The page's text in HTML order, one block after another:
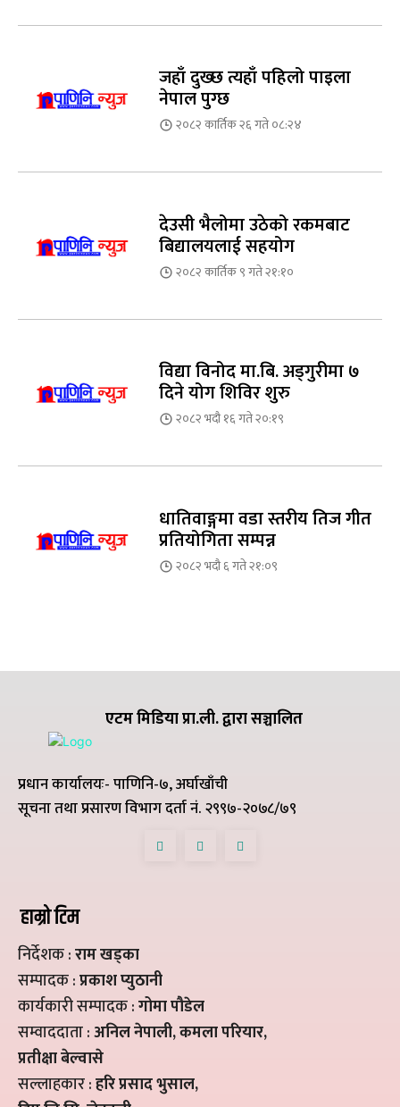
जहाँ दुख्छ त्यहाँ पहिलो पाइला
नेपाल पुग्छ
२०८२ कार्तिक २६ गते ०८:२४
देउसी भैलोमा उठेको रकमबाट
बिद्यालयलाई सहयोग
२०८२ कार्तिक ९ गते २१:१०
विद्या विनोद मा.बि. अड्गुरीमा ७
दिने योग शिविर शुरु
२०८२ भदौ १६ गते २०:१९
धातिवाङ्गमा वडा स्तरीय तिज गीत
प्रतियोगिता सम्पन्न
२०८२ भदौ ६ गते २१:०९
एटम मिडिया प्रा.ली. द्वारा सञ्चालित
प्रधान कार्यालयः- पाणिनि-७, अर्घाखाँची
सूचना तथा प्रसारण विभाग दर्ता नं. २९९७-२०७८/७९
हाम्रो टिम
निर्देशक :राम खड्का
सम्पादक :प्रकाश प्युठानी
कार्यकारी सम्पादक :गोमा पौडेल
सम्वाददाता :अनिल नेपाली, कमला परियार,
प्रतीक्षा बेल्वासे
सल्लाहकार :हरि प्रसाद भुसाल,